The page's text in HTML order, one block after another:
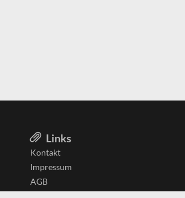
Links
Kontakt
Impressum
AGB